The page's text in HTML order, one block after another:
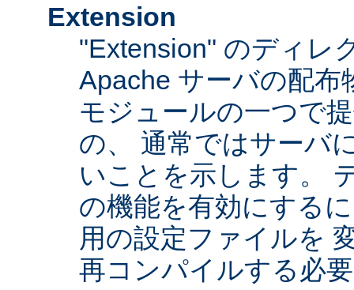
Extension
"Extension" のディレ
Apache サーバの配布
モジュールの一つで
の、 通常ではサーバ
いことを示します。
の機能を有効にする
用の設定ファイルを
再コンパイルする必